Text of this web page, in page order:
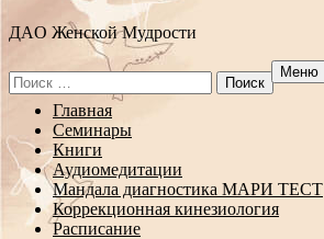
ДAO Женской Мудрости
Search
for:
Меню
Перейти
содержанию
Главная
Семинары
Книги
Аудиомедитации
Мандала диагностика МАРИ ТЕСТ
Коррекционная кинезиология
Расписание